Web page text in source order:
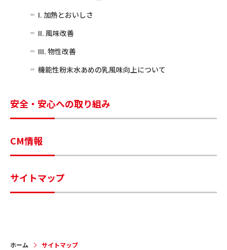
I. 加熱とおいしさ
II. 風味改善
III. 物性改善
機能性粉末水あめの乳風味向上について
安全・安心への取り組み
CM情報
サイトマップ
ホーム サイトマップ